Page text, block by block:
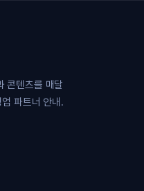
콘텐츠를 매달
파트너 안내.